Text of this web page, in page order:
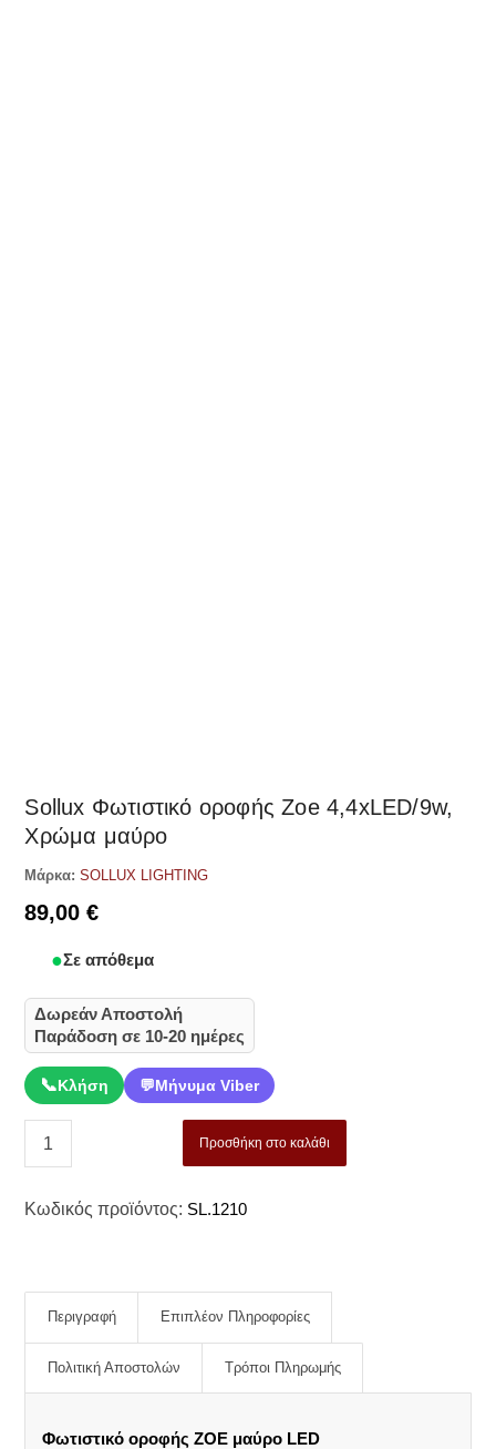
Sollux Φωτιστικό οροφής Zoe 4,4xLED/9w,
Χρώμα μαύρο
Μάρκα: SOLLUX LIGHTING
89,00€
Σε απόθεμα
Δωρεάν Αποστολή
Παράδοση σε 10-20 ημέρες
📞Κλήση 💬Μήνυμα Viber
Προσθήκη στο καλάθι
Κωδικός προϊόντος: SL.1210
Περιγραφή Επιπλέον Πληροφορίες
Πολιτική Αποστολών Τρόποι Πληρωμής
Φωτιστικό οροφής ZOE μαύρο LED